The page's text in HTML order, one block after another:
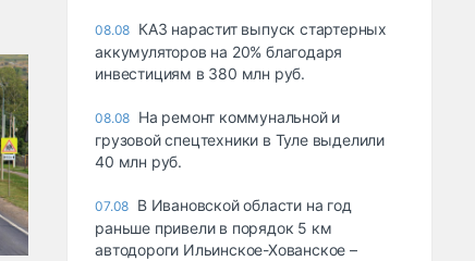
08.08 КАЗ нарастит выпуск стартерных
аккумуляторов на 20% благодаря
инвестициям в 380 млн руб.
08.08 На ремонт коммунальной и
грузовой спецтехники в Туле выделили
40 млн руб.
07.08 В Ивановской области на год
раньше привели в порядок 5 км
автодороги Ильинское-Хованское –